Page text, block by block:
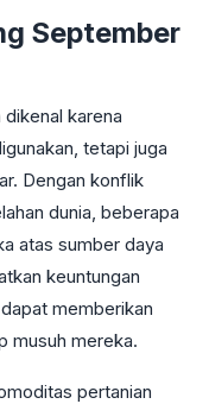
September
karena
tetapi juga
Dengan konflik
dunia, beberapa
atas sumber daya
keuntungan
memberikan
musuh mereka.
pertanian